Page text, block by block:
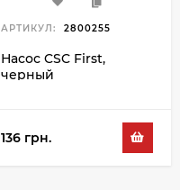
АРТИКУЛ: 2800255
Насос CSC First,
черный
136 грн.